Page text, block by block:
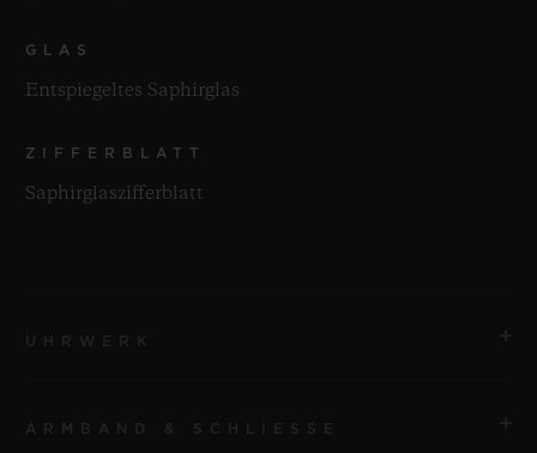
GLAS
Entspiegeltes Saphirglas
ZIFFERBLATT
Saphirglaszifferblatt